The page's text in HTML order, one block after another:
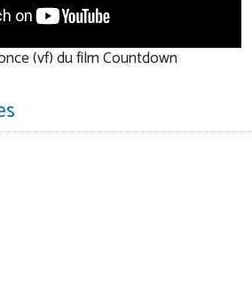
(vf) du film Countdown